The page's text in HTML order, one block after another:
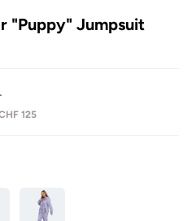
"Puppy" Jumpsuit
125